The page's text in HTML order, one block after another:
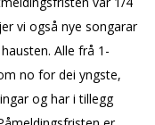
vi også nye songarar
Alle frå 1-
no for dei yngste,
og har i tillegg